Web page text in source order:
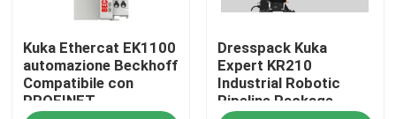
Kuka Ethercat EK1100
automazione Beckhoff
Compatibile con
PROFINET
Dresspack Kuka
Expert KR210
Industrial Robotic
Pipeline Package